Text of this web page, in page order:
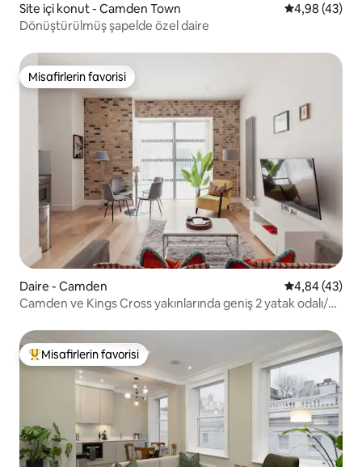
Site içi konut - Camden Town 5 üzerinden
4,98 (43)
Dönüştürülmüş şapelde özel daire
Misafirlerin favorisi
Misafirlerin favorisi
Daire - Camden 5 üzerinden
4,84 (43)
Camden ve Kings Cross yakınlarında geniş 2 yatak odalı/2
Misafirlerin favorilerinden en beğenilenler arasında
Misafirlerin favorisi